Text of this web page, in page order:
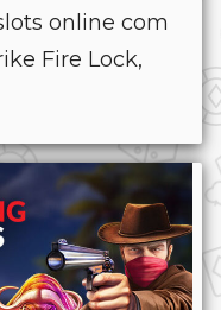
online com
Fire Lock,